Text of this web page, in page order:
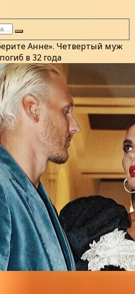
Анне». Четвертый муж
в 32 года